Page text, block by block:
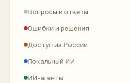
Вопросы и ответы
Ошибки и решения
Доступ из России
Локальный ИИ
ИИ-агенты